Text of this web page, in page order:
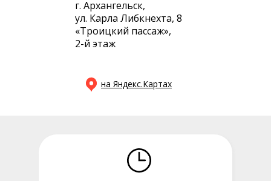
г. Архангельск,
ул. Карла Либкнехта, 8
«Троицкий пассаж»,
2-й этаж
на Яндекс.Картах